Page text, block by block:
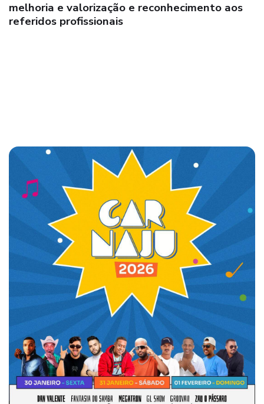
se reúnem para discutir e fortalecer ações de
assistência social e segurança pública em